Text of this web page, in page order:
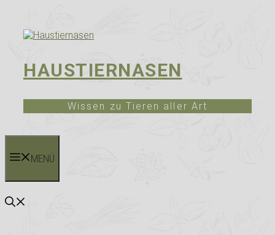
springen
HAUSTIERNASEN
Wissen zu Tieren aller Art
MENÜ